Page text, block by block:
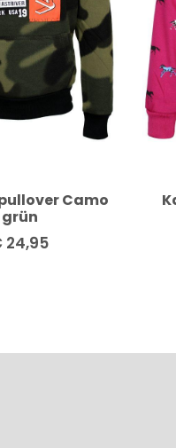
Camo
grün
24,95